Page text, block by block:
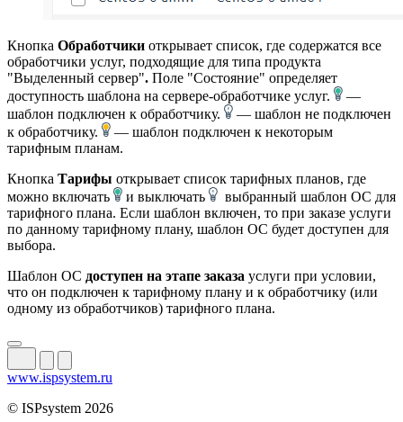
Кнопка Обработчики открывает список, где содержатся все
обработчики услуг, подходящие для типа продукта
"Выделенный сервер". Поле "Состояние" определяет
доступность шаблона на сервере-обработчике услуг.
—
шаблон подключен к обработчику.
— шаблон не подключен
к обработчику.
— шаблон подключен к некоторым
тарифным планам.
Кнопка Тарифы открывает список тарифных планов, где
можно включать
и выключать
выбранный шаблон ОС для
тарифного плана. Если шаблон включен, то при заказе услуги
по данному тарифному плану, шаблон ОС будет доступен для
выбора.
Шаблон ОС доступен на этапе заказа услуги при условии,
что он подключен к тарифному плану и к обработчику (или
одному из обработчиков) тарифного плана.
www.ispsystem.ru
© ISPsystem 2026